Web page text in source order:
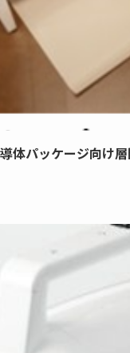
体パッケージ向け